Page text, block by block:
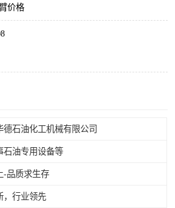
价格
德石油化工机械有限公司
石油专用设备等
-品质求生存
，行业领先